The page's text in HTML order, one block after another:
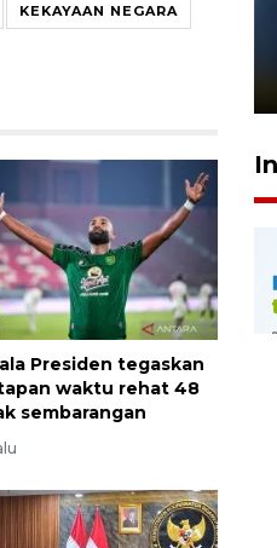
KEKAYAAN NEGARA
Presiden tegaskan
waktu rehat 48
sembarangan
Farm setia